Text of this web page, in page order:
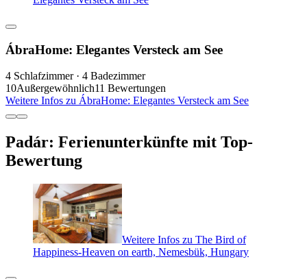
ÁbraHome: Elegantes Versteck am See
4 Schlafzimmer · 4 Badezimmer
10Außergewöhnlich11 Bewertungen
Weitere Infos zu ÁbraHome: Elegantes Versteck am See
Padár: Ferienunterkünfte mit Top-
Bewertung
Weitere Infos zu The Bird of
Happiness-Heaven on earth, Nemesbük, Hungary